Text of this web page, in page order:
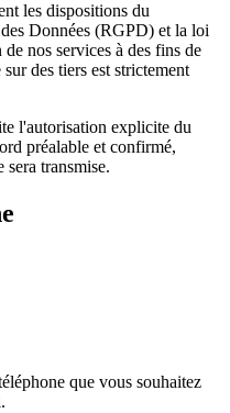
les dispositions du
Données (RGPD) et la loi
nos services à des fins de
des tiers est strictement
l'autorisation explicite du
préalable et confirmé,
transmise.
que vous souhaitez